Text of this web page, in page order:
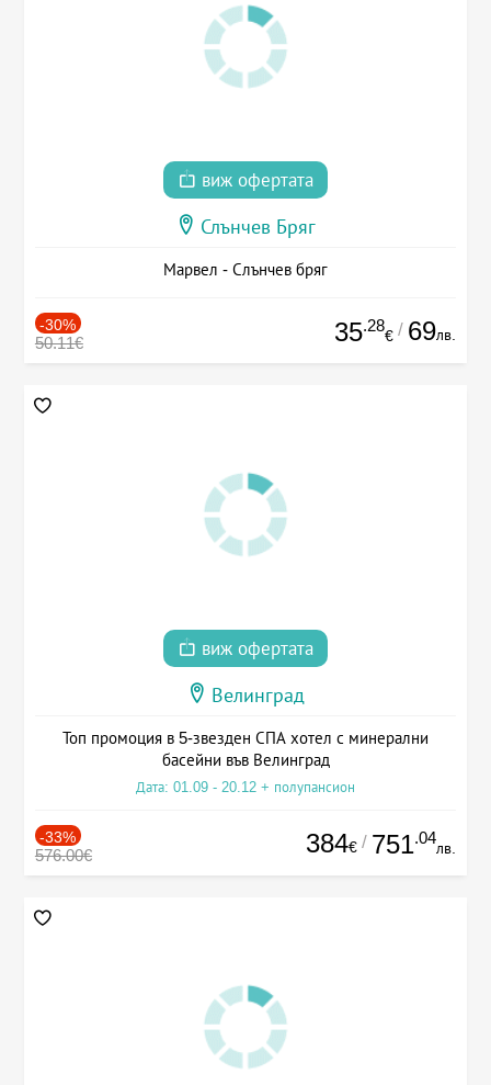
виж офертата
Слънчев Бряг
Марвел - Слънчев бряг
-30%
50.11€ 35.28
€ / 69лв.
виж офертата
Велинград
Топ промоция в 5-звезден СПА хотел с минерални
басейни във Велинград
Дата: 01.09 - 20.12 + полупансион
-33%
576.00€ 384€ / 751.04
лв.